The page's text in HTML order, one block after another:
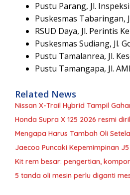
Pustu Parang, Jl.
Puskesmas Tabaringan,
RSUD Daya, Jl. Perintis
Puskesmas Sudiang, Jl.
Pustu Tamalanrea, Jl.
Pustu Tamangapa, Jl.
Related News
Nissan X-Trail Hybrid Tampil
Honda Supra X 125 2026 resmi
Mengapa Harus Tambah Oli
Jaecoo Puncaki Kepemimpinan
Kit rem besar: pengertian,
5 tanda oli mesin perlu diganti